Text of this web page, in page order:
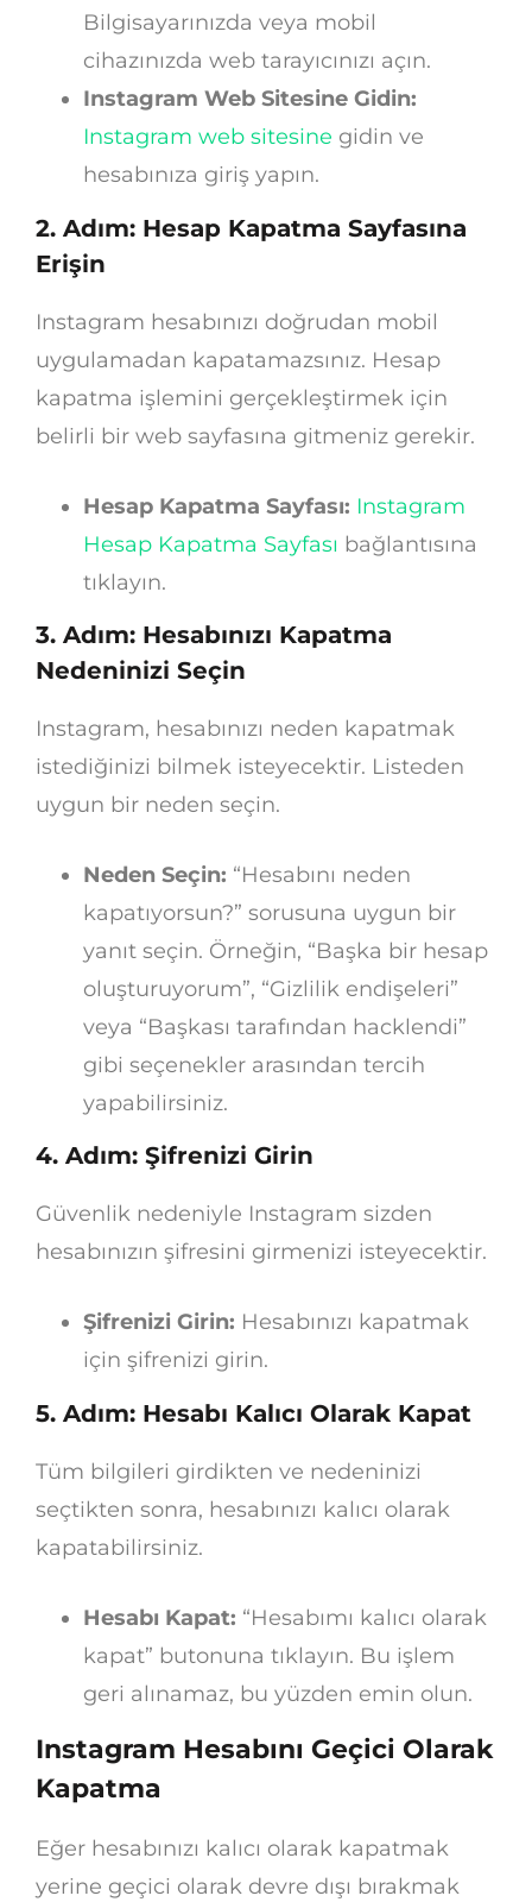
Bilgisayarınızda veya mobil
cihazınızda web tarayıcınızı açın.
Instagram Web Sitesine Gidin:
Instagram web sitesine gidin ve
hesabınıza giriş yapın.
2. Adım: Hesap Kapatma Sayfasına
Erişin
Instagram hesabınızı doğrudan mobil
uygulamadan kapatamazsınız. Hesap
kapatma işlemini gerçekleştirmek için
belirli bir web sayfasına gitmeniz gerekir.
Hesap Kapatma Sayfası: Instagram
Hesap Kapatma Sayfası bağlantısına
tıklayın.
3. Adım: Hesabınızı Kapatma
Nedeninizi Seçin
Instagram, hesabınızı neden kapatmak
istediğinizi bilmek isteyecektir. Listeden
uygun bir neden seçin.
Neden Seçin: “Hesabını neden
kapatıyorsun?” sorusuna uygun bir
yanıt seçin. Örneğin, “Başka bir hesap
oluşturuyorum”, “Gizlilik endişeleri”
veya “Başkası tarafından hacklendi”
gibi seçenekler arasından tercih
yapabilirsiniz.
4. Adım: Şifrenizi Girin
Güvenlik nedeniyle Instagram sizden
hesabınızın şifresini girmenizi isteyecektir.
Şifrenizi Girin: Hesabınızı kapatmak
için şifrenizi girin.
5. Adım: Hesabı Kalıcı Olarak Kapat
Tüm bilgileri girdikten ve nedeninizi
seçtikten sonra, hesabınızı kalıcı olarak
kapatabilirsiniz.
Hesabı Kapat: “Hesabımı kalıcı olarak
kapat” butonuna tıklayın. Bu işlem
geri alınamaz, bu yüzden emin olun.
Instagram Hesabını Geçici Olarak
Kapatma
Eğer hesabınızı kalıcı olarak kapatmak
yerine geçici olarak devre dışı bırakmak